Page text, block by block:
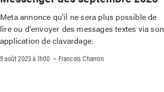
Meta annonce qu'il ne sera plus possible de
lire ou d'envoyer des messages textes via son
application de clavardage.
9 août 2023 à 1h00 – Francois Charron